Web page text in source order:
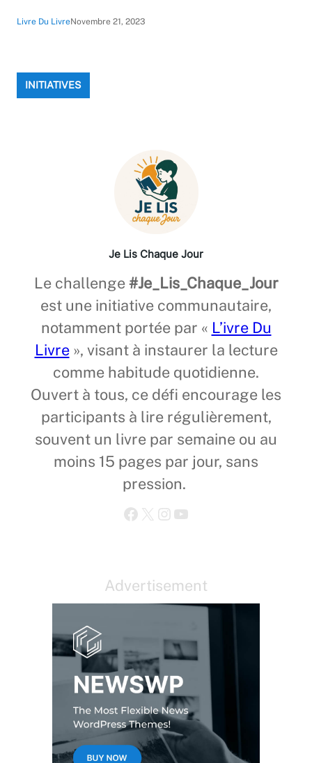
Livre Du LivreNovembre 21, 2023
INITIATIVES
Je Lis Chaque Jour
Le challenge#Je_Lis_Chaque_Jour
est une initiative communautaire,
notamment portée par « L’ivre Du
Livre», visant à instaurer la lecture
comme habitude quotidienne.
Ouvert à tous, ce défi encourage les
participants à lire régulièrement,
souvent un livre par semaine ou au
moins 15 pages par jour, sans
pression.
Facebook X Instagram YouTube
Advertisement